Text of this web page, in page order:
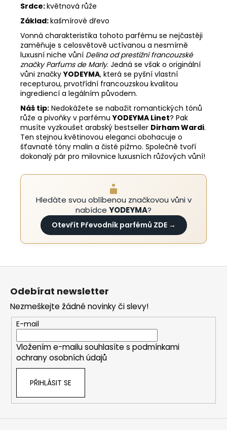
Srdce:květnová růže
Základ:kašmírové dřevo
Vonná charakteristika tohoto parfému se nejčastěji
zaměňuje s celosvětově uctívanou a nesmírně
luxusní niche vůní Delina od prestižní francouzské
značky Parfums de Marly. Jedná se však o originální
vůni značkyYODEYMA, která se pyšní vlastní
recepturou, prvotřídní francouzskou kvalitou
ingrediencí a legálním původem.
Náš tip: Nedokážete se nabažit romantických tónů
růže a pivoňky v parfémuYODEYMA Linet? Pak
musíte vyzkoušet arabský bestseller Dirham Wardi.
Ten stejnou květinovou eleganci obohacuje o
šťavnaté tóny malin a čisté pižmo. Společně tvoří
dokonalý pár pro milovnice luxusních růžových vůní!
Hledáte svou oblíbenou značkovou vůni v
nabídce YODEYMA?
Otevřít Převodník parfémů ZDE →
Z
Odebírat newsletter
Nezmeškejte žádné novinky či slevy!
E-mail
Vložením e-mailu souhlasíte s podmínkami
ochrany osobních údajů
PŘIHLÁSIT SE